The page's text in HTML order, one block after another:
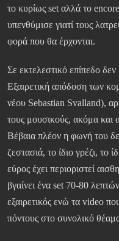
το κυρίως set αλλά το
υπενθύμισε γιατί τους
φορά που θα έρχονται.
Σε εκτελεστικό επίπεδο
Εξαιρετική απόδοση των
νέου Sebastian Svalland),
τους μουσικούς, ακόμα και
Βέβαια πλέον η φωνή του
ζεστασιά, το ίδιο γρέζι, το
εύρος έχει περιοριστεί
βγαίνει ένα set 70-80
εξαιρετικός ενώ τα video
πόντους στο συνολικό